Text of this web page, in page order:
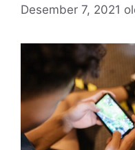
Desember 7, 2021